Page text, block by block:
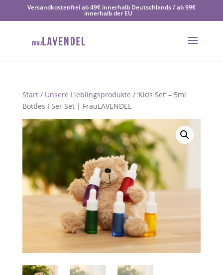
Versandkostenfrei ab 49€ innerhalb Deutschlands / ab 99€
innerhalb der EU
Start/ Unsere Lieblingsprodukte / ‘Kids Set’ – 5ml
Bottles I 5er Set | FrauLAVENDEL